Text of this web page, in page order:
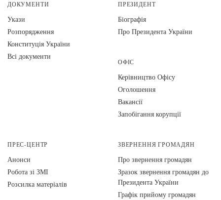
ДОКУМЕНТИ
Укази
Розпорядження
Конституція України
Всі документи
ПРЕЗИДЕНТ
Біографія
Про Президента України
ОФІС
Керівництво Офісу
Оголошення
Вакансії
Запобігання корупції
ПРЕС-ЦЕНТР
Анонси
Робота зі ЗМІ
Розсилка матеріалів
ЗВЕРНЕННЯ ГРОМАДЯН
Про звернення громадян
Зразок звернення громадян до
Президента України
Графік прийому громадян